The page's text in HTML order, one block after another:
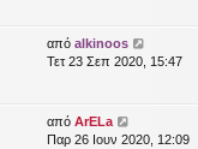
ε
υ
σ
ς
από alkinoos
Τετ 23 Σεπ 2020, 15:47
από ArELa
Παρ 26 Ιουν 2020, 12:09